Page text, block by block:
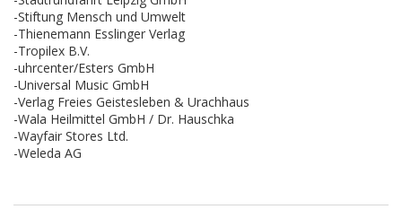
-Stiftung Mensch und Umwelt
-Thienemann Esslinger Verlag
-Tropilex B.V.
-uhrcenter/Esters GmbH
-Universal Music GmbH
-Verlag Freies Geistesleben & Urachhaus
-Wala Heilmittel GmbH / Dr. Hauschka
-Wayfair Stores Ltd.
-Weleda AG